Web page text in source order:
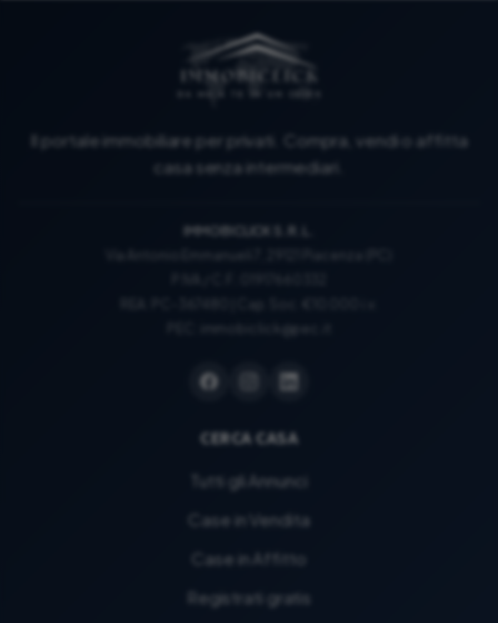
Il portale immobiliare per privati. Compra, vendi o affitta
casa senza intermediari.
IMMOBICLICK S.R.L.
CERCA CASA
Tutti gli Annunci
Case in Vendita
Case in Affitto
Registrati gratis